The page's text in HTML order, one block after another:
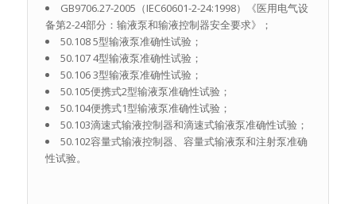
GB9706.27-2005（IEC60601-2-24:1998）《医用电气设
备第2-24部分：输液泵和输液控制器安全要求》；
50.108 5型输液泵准确性试验；
50.107 4型输液泵准确性试验；
50.106 3型输液泵准确性试验；
50.105便携式2型输液泵准确性试验；
50.104便携式1型输液泵准确性试验；
50.103滴速式输液控制器和滴速式输液泵准确性试验；
50.102容量式输液控制器、容量式输液泵和注射泵准确
性试验。